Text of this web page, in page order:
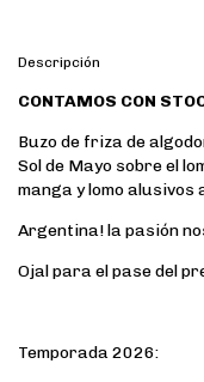
Descripción
CONTAMOS CON
Buzo de friza de
Sol de Mayo sobre el
manga y lomo alusivos
Argentina! la pasión
Ojal para el pase del
Temporada 2026: